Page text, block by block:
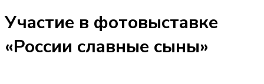
Участие в фотовыставке
«России славные сыны»